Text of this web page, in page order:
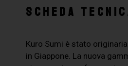
SCHEDA
Kuro Sumi è stato
in Giappone. La nuova